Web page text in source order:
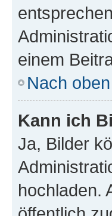
einem
Nach oben
Kann ich
Ja, Bilder
hochladen.